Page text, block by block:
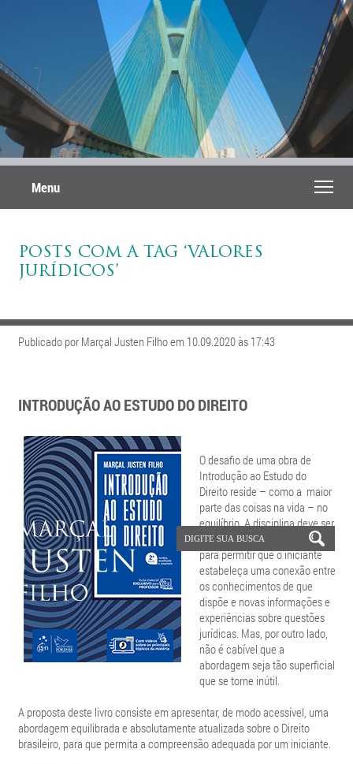
Menu
POSTS COM A TAG ‘VALORES
JURÍDICOS’
Publicado por Marçal Justen Filho em 10.09.2020 às 17:43
INTRODUÇÃO AO ESTUDO DO DIREITO
O desafio de uma obra de
Introdução ao Estudo do
Direito reside – como a maior
parte das coisas na vida – no
equilíbrio. A disciplina deve ser
suficientemente acessível
para permitir que o iniciante
estabeleça uma conexão entre
os conhecimentos de que
dispõe e novas informações e
experiências sobre questões
jurídicas. Mas, por outro lado,
não é cabível que a
abordagem seja tão superficial
que se torne inútil.
A proposta deste livro consiste em apresentar, de modo acessível, uma
abordagem equilibrada e absolutamente atualizada sobre o Direito
brasileiro, para que permita a compreensão adequada por um iniciante.